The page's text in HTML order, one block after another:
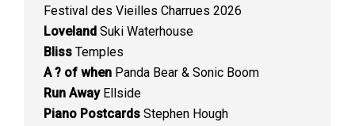
Festival des Vieilles Charrues 2026
Loveland Suki Waterhouse
Bliss Temples
A ? of when Panda Bear & Sonic Boom
Run AwayEllside
Piano Postcards Stephen Hough